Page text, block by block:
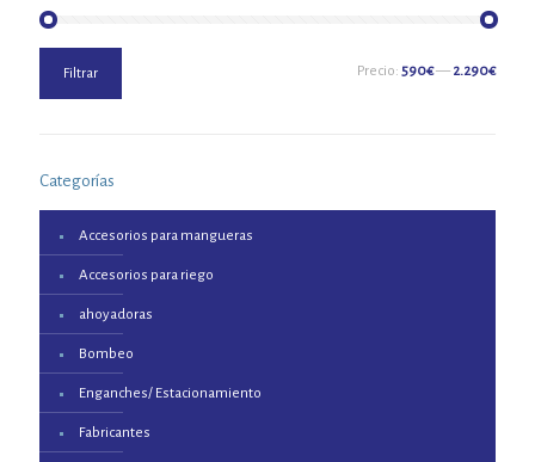
mínimo
máximo
Filtrar Precio: 590€— 2.290€
Categorías
Accesorios para mangueras
Accesorios para riego
ahoyadoras
Bombeo
Enganches/ Estacionamiento
Fabricantes